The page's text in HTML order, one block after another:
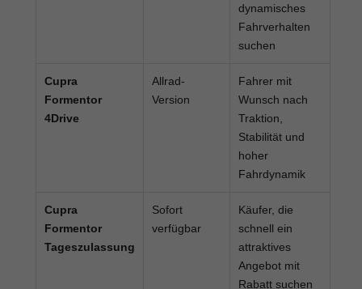
dynamisches
Fahrverhalten
suchen
Cupra
Formentor
4Drive
Allrad-
Version
Fahrer mit
Wunsch nach
Traktion,
Stabilität und
hoher
Fahrdynamik
Cupra
Formentor
Tageszulassung
Sofort
verfügbar
Käufer, die
schnell ein
attraktives
Angebot mit
Rabatt suchen